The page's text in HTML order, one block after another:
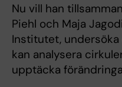
Nu vill han
Piehl och Maja
Institutet,
kan analysera
upptäcka